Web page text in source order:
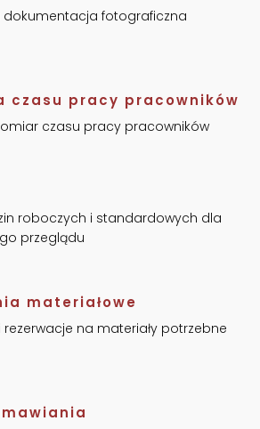
dokumentacja fotograficzna
czasu pracy pracowników
czasu pracy pracowników
roboczych i standardowych dla
przeglądu
materiałowe
na materiały potrzebne